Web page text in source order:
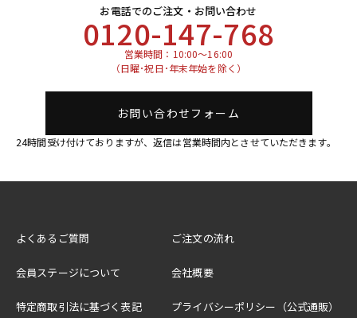
お電話でのご注文・お問い合わせ
0120-147-768
営業時間：10:00～16:00
（日曜･祝日･年末年始を除く）
お問い合わせフォーム
24時間受け付けておりますが、返信は営業時間内とさせていただきます。
よくあるご質問 ご注文の流れ
会員ステージについて 会社概要
特定商取引法に基づく表記 プライバシーポリシー（公式通販）